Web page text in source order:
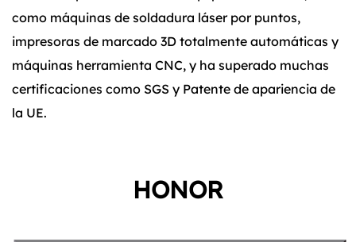
como máquinas de soldadura láser por puntos,
impresoras de marcado 3D totalmente automáticas y
máquinas herramienta CNC, y ha superado muchas
certificaciones como SGS y Patente de apariencia de
la UE.
HONOR